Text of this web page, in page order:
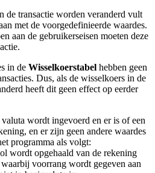
de transactie worden veranderd vult
met de voorgedefinieerde waardes.
aan de gebruikerseisen moeten deze
in de Wisselkoerstabel hebben geen
Dus, als de wisselkoers in de
heeft dit geen effect op eerder
wordt ingevoerd en er is of een
en er zijn geen andere waardes
programma als volgt:
wordt opgehaald van de rekening
voorrang wordt gegeven aan